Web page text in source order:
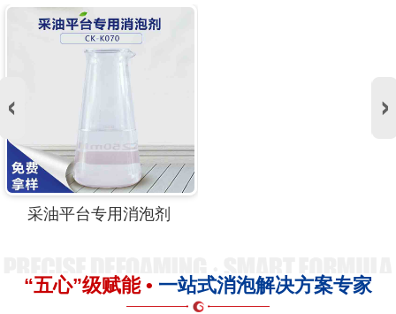
采油平台专用消泡剂
“五心”级赋能 • 一站式消泡解决方案专家